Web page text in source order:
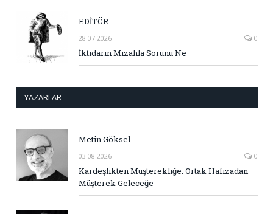
EDİTÖR
28.07.2026 0
İktidarın Mizahla Sorunu Ne
YAZARLAR
Metin Göksel
03.08.2026 0
Kardeşlikten Müşterekliğe: Ortak Hafızadan
Müşterek Geleceğe